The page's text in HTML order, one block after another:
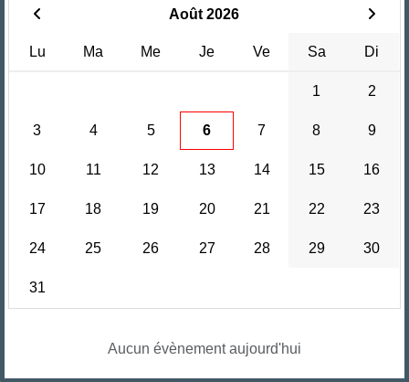
Août 2026
Lu Ma Me Je Ve Sa Di
1 2
3 4 5 6 7 8 9
10 11 12 13 14 15 16
17 18 19 20 21 22 23
24 25 26 27 28 29 30
31
Aucun évènement aujourd'hui